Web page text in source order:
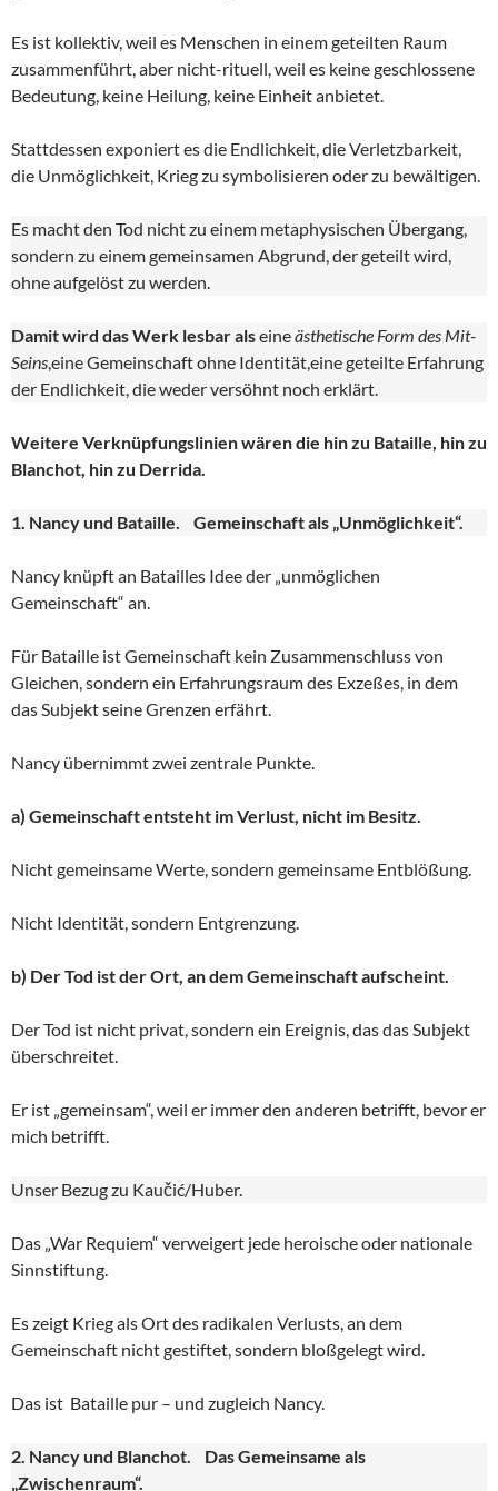
Es ist kollektiv, weil es Menschen in einem geteilten Raum
zusammenführt, aber nicht-rituell, weil es keine geschlossene
Bedeutung, keine Heilung, keine Einheit anbietet.
Stattdessen exponiert es die Endlichkeit, die Verletzbarkeit,
die Unmöglichkeit, Krieg zu symbolisieren oder zu bewältigen.
Es macht den Tod nicht zu einem metaphysischen Übergang,
sondern zu einem gemeinsamen Abgrund, der geteilt wird,
ohne aufgelöst zu werden.
Damit wird das Werk lesbar alseineästhetische Form des Mit-
Seins,eine Gemeinschaft ohne Identität,eine geteilte Erfahrung
der Endlichkeit, die weder versöhnt noch erklärt.
Weitere Verknüpfungslinien wären die hin zu Bataille, hin zu
Blanchot, hin zu Derrida.
1. Nancy und Bataille. Gemeinschaft als „Unmöglichkeit“.
Nancy knüpft an Batailles Idee der „unmöglichen
Gemeinschaft“ an.
Für Bataille ist Gemeinschaft kein Zusammenschluss von
Gleichen, sondern ein Erfahrungsraum des Exzeßes, in dem
das Subjekt seine Grenzen erfährt.
Nancy übernimmt zwei zentrale Punkte.
a) Gemeinschaft entsteht im Verlust, nicht im Besitz.
Nicht gemeinsame Werte, sondern gemeinsame Entblößung.
Nicht Identität, sondern Entgrenzung.
b) Der Tod ist der Ort, an dem Gemeinschaft aufscheint.
Der Tod ist nicht privat, sondern ein Ereignis, das das Subjekt
überschreitet.
Er ist „gemeinsam“, weil er immer den anderen betrifft, bevor er
mich betrifft.
Unser Bezug zu Kaučić/Huber.
Das „War Requiem“ verweigert jede heroische oder nationale
Sinnstiftung.
Es zeigt Krieg als Ort des radikalen Verlusts, an dem
Gemeinschaft nicht gestiftet, sondern bloßgelegt wird.
Das ist Bataille pur – und zugleich Nancy.
2. Nancy und Blanchot. Das Gemeinsame als
„Zwischenraum“.